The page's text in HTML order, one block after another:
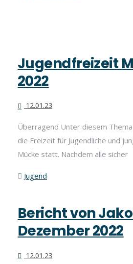
Jugendfreizeit
2022
12.01.23
Überragend Unter diesem
die Freizeit für Jugendliche und
Mücke statt. Nachdem alle sicher
Jugend
Bericht von
Dezember 2022
12.01.23